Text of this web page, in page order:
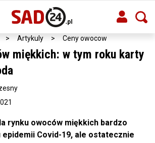
> Artykuly > Ceny owocow
miękkich: w tym roku karty
rynku owoców miękkich bardzo
epidemii Covid-19, ale ostatecznie